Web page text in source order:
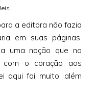
a editora não fazia
em suas páginas.
uma noção que no
com o coração aos
aqui foi muito, além